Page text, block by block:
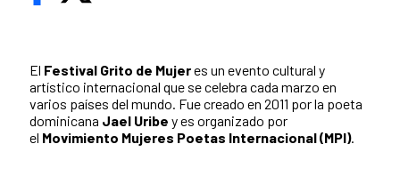
El Festival Grito de Mujeres un evento cultural y
artístico internacional que se celebra cada marzo en
varios países del mundo. Fue creado en 2011 por la poeta
dominicana Jael Uribe y es organizado por
el Movimiento Mujeres Poetas Internacional (MPI).